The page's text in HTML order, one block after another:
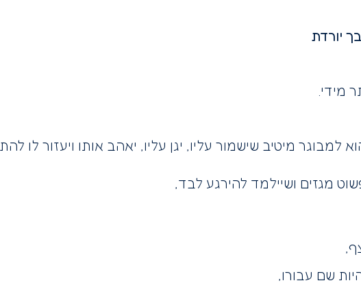
יורדת
מידי.
מיטיב שישמור עליו, יגן עליו, יאהב אותו ויעזור לו
מגזים ושיילמד להירגע לבד,
שם עבורו,